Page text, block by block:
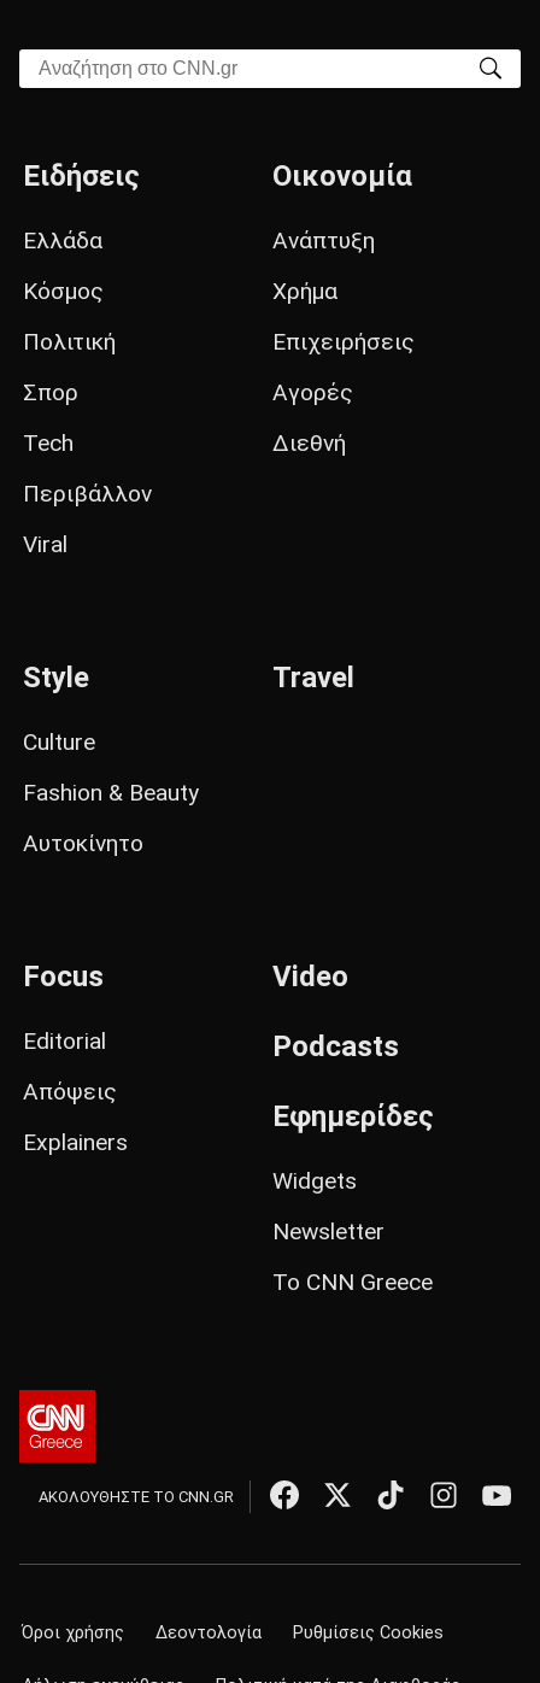
Αναζήτηση στο CNN.gr
Ειδήσεις
Ελλάδα
Κόσμος
Πολιτική
Σπορ
Tech
Περιβάλλον
Viral
Οικονομία
Ανάπτυξη
Χρήμα
Επιχειρήσεις
Αγορές
Διεθνή
Style
Culture
Fashion & Beauty
Αυτοκίνητο
Travel
Focus
Editorial
Απόψεις
Explainers
Video
Podcasts
Εφημερίδες
Widgets
Newsletter
Το CNN Greece
ΑΚΟΛΟΥΘΗΣΤΕ ΤΟ CNN.GR
Όροι χρήσης Δεοντολογία Ρυθμίσεις Cookies